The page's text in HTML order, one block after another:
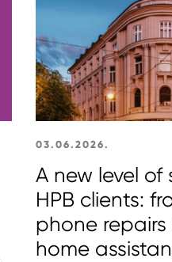
03.06.2026.
A new level of
HPB clients:
phone
home